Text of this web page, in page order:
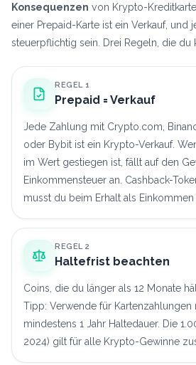
Konsequenzen von Krypto-
einer Prepaid-Karte ist ein Verkauf, und
steuerpflichtig sein. Drei Regeln, die du
REGEL 1
Prepaid = Verkauf
Jede Zahlung mit Crypto.com,
oder Bybit ist ein Krypto-Verkauf.
im Wert gestiegen ist, fällt auf den
Einkommensteuer an. Cashback-
musst du beim Erhalt als Einkommen
REGEL 2
Haltefrist beachten
Coins, die du länger als 12 Monate
Tipp: Verwende für Kartenzahlungen
mindestens 1 Jahr Haltedauer. Die
2024) gilt für alle Krypto-Gewinne